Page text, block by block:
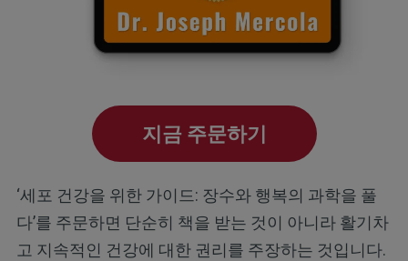
지금 주문하기
‘세포 건강을 위한 가이드: 장수와 행복의 과학을 풀
다’를 주문하면 단순히 책을 받는 것이 아니라 활기차
고 지속적인 건강에 대한 권리를 주장하는 것입니다.